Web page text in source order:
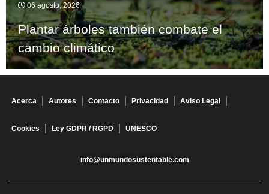
06 agosto, 2026
Plantar árboles también combate el
cambio climático
Acerca Autores Contacto Privacidad Aviso Legal
Cookies Ley GDPR / RGPD UNESCO
info@unmundosustentable.com